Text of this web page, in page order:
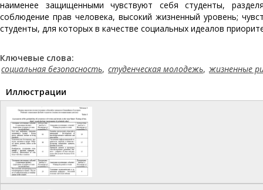
наименее защищенными чувствуют себя студенты,
соблюдение прав человека, высокий жизненный уровень;
студенты, для которых в качестве социальных идеалов
Ключевые слова:
социальная безопасность, студенческая молодежь, жизненные
Иллюстрации